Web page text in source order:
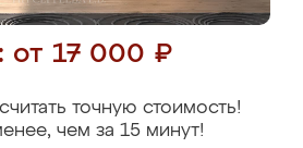
от 17 000 ₽
точную стоимость!
чем за 15 минут!